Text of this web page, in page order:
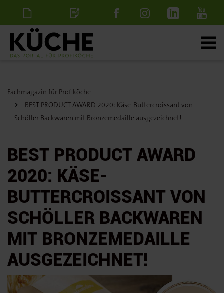
NewsletterStellenanzeige
Fachmagazin für Profiköche
BEST PRODUCT AWARD 2020: Käse-Buttercroissant von
Schöller Backwaren mit Bronzemedaille ausgezeichnet!
BEST PRODUCT AWARD
2020: KÄSE-
BUTTERCROISSANT VON
SCHÖLLER BACKWAREN
MIT BRONZEMEDAILLE
AUSGEZEICHNET!